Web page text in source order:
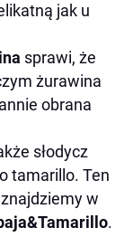
jak u
sprawi, że
żurawina
obrana
słodycz
tamarillo. Ten
w
.